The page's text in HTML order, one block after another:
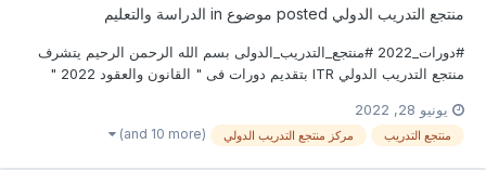
منتجع التدريب الدولي الدراسة والتعليم
#دورات_2022 #منتجع_التدريب_الدولى بسم الله الرحمن الرحيم يتشرف
منتجع التدريب الدولي ITR بتقديم دورات فى " القانون والعقود 2022 "
الاستفسارعلى الدورة الان .................. أو ( للتواصل والإستفسار ومعرفة...
يونيو 28, 2022
منتجع التدريب مركز منتجع التدريب الدولي (and 10 more)